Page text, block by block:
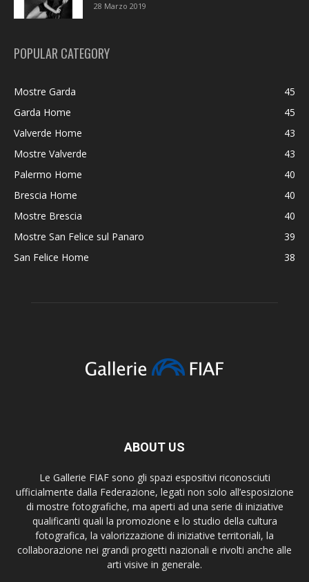
28 Marzo 2019
POPULAR CATEGORY
Mostre Garda
45
Garda Home
45
Valverde Home
43
Mostre Valverde
43
Palermo Home
40
Brescia Home
40
Mostre Brescia
40
Mostre San Felice sul Panaro
39
San Felice Home
38
ABOUT US
Le Gallerie FIAF sono gli spazi espositivi riconosciuti
ufficialmente dalla Federazione, legati non solo all’esposizione
di mostre fotografiche, ma aperti ad una serie di iniziative
qualificanti quali la promozione e lo studio della cultura
fotografica, la valorizzazione di iniziative territoriali, la
collaborazione nei grandi progetti nazionali e rivolti anche alle
arti visive in generale.